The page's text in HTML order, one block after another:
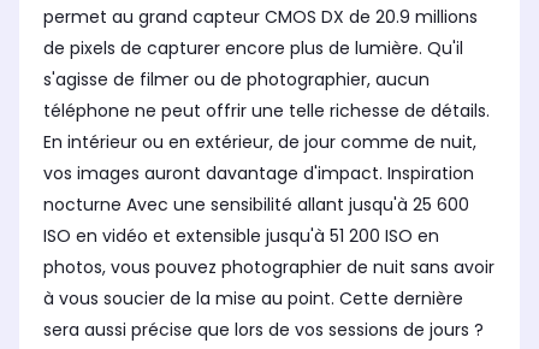
permet au grand capteur CMOS DX de 20.9 millions
de pixels de capturer encore plus de lumière. Qu'il
s'agisse de filmer ou de photographier, aucun
téléphone ne peut offrir une telle richesse de détails.
En intérieur ou en extérieur, de jour comme de nuit,
vos images auront davantage d'impact. Inspiration
nocturne Avec une sensibilité allant jusqu'à 25 600
ISO en vidéo et extensible jusqu'à 51 200 ISO en
photos, vous pouvez photographier de nuit sans avoir
à vous soucier de la mise au point. Cette dernière
sera aussi précise que lors de vos sessions de jours ?